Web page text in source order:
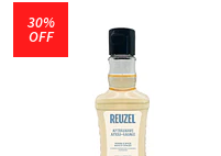
30%
OFF